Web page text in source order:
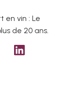
en vin : Le
de 20 ans.